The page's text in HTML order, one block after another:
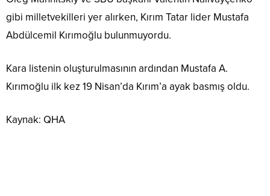
gibi milletvekilleri yer alırken, Kırım Tatar lider Mustafa
Abdülcemil Kırımoğlu bulunmuyordu.
Kara listenin oluşturulmasının ardından Mustafa A.
Kırımoğlu ilk kez 19 Nisan’da Kırım’a ayak basmış oldu.
Kaynak: QHA